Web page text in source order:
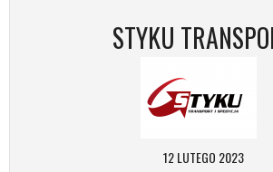
STYKU
12 LUTEGO 2023